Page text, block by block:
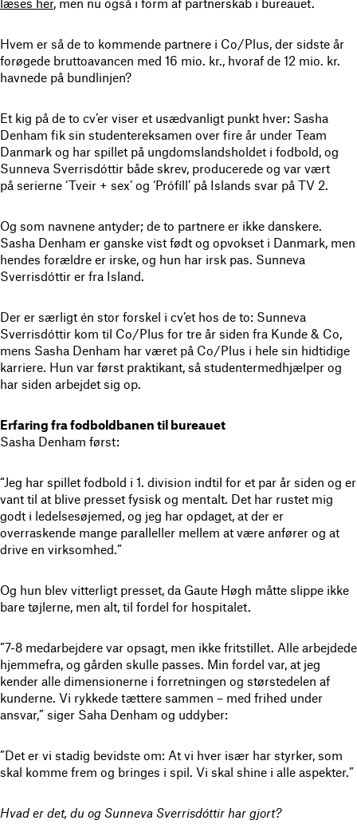
læses her, men nu også i form af partnerskab i bureauet.
Hvem er så de to kommende partnere i Co/Plus, der sidste år
forøgede bruttoavancen med 16 mio. kr., hvoraf de 12 mio. kr.
havnede på bundlinjen?
Et kig på de to cv’er viser et usædvanligt punkt hver: Sasha
Denham fik sin studentereksamen over fire år under Team
Danmark og har spillet på ungdomslandsholdet i fodbold, og
Sunneva Sverrisdóttir både skrev, producerede og var vært
på serierne ‘Tveir + sex’ og ‘Prófíll’ på Islands svar på TV 2.
Og som navnene antyder; de to partnere er ikke danskere.
Sasha Denham er ganske vist født og opvokset i Danmark, men
hendes forældre er irske, og hun har irsk pas. Sunneva
Sverrisdóttir er fra Island.
Der er særligt én stor forskel i cv’et hos de to: Sunneva
Sverrisdóttir kom til Co/Plus for tre år siden fra Kunde & Co,
mens Sasha Denham har været på Co/Plus i hele sin hidtidige
karriere. Hun var først praktikant, så studentermedhjælper og
har siden arbejdet sig op.
Erfaring fra fodboldbanen til bureauet
Sasha Denham først:
“Jeg har spillet fodbold i 1. division indtil for et par år siden og er
vant til at blive presset fysisk og mentalt. Det har rustet mig
godt i ledelsesøjemed, og jeg har opdaget, at der er
overraskende mange paralleller mellem at være anfører og at
drive en virksomhed.”
Og hun blev vitterligt presset, da Gaute Høgh måtte slippe ikke
bare tøjlerne, men alt, til fordel for hospitalet.
”7-8 medarbejdere var opsagt, men ikke fritstillet. Alle arbejdede
hjemmefra, og gården skulle passes. Min fordel var, at jeg
kender alle dimensionerne i forretningen og størstedelen af
kunderne. Vi rykkede tættere sammen – med frihed under
ansvar,” siger Saha Denham og uddyber:
”Det er vi stadig bevidste om: At vi hver især har styrker, som
skal komme frem og bringes i spil. Vi skal shine i alle aspekter.”
Hvad er det, du og Sunneva Sverrisdóttir har gjort?